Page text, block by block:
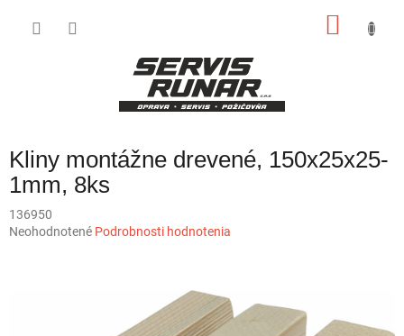
Kliny montážne drevené, 150x25x25-
1mm, 8ks
136950
Priemerné
Neohodnotené Podrobnosti hodnotenia